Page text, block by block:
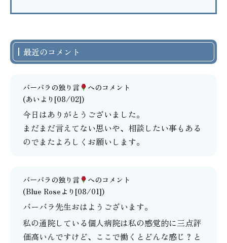
最近のコメント
バーバラの独り言
へのコメント
(あいより[08/02])
今日はありがとうございました。
まだまだ言えてない思いや、相談したい事もある
のでまたよろしくお願いします。
バーバラの独り言
へのコメント
(Blue Roseより[08/01])
バーバラ先生おはようございます。
私の通院している個人病院は私の感覚的に三点評
価高いんですけど、ここで働くとどんな感じ？と